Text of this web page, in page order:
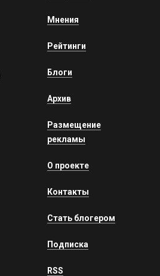
Мнения
Рейтинги
Блоги
Архив
Размещение
рекламы
О проекте
Контакты
Стать блогером
Подписка
RSS